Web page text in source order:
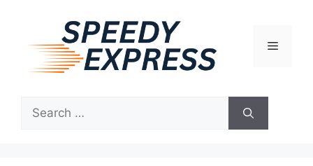
content
Menu
Search
for: